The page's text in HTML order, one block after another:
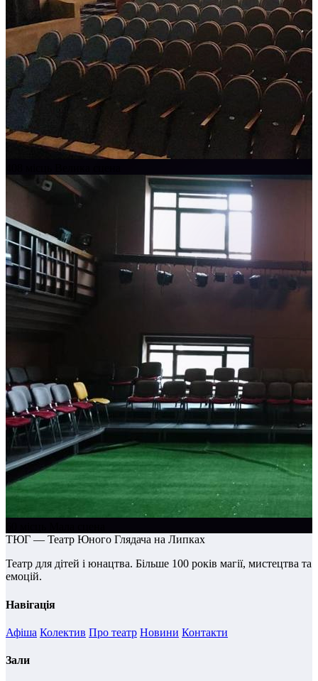
ТЮГ — Театр Юного Глядача на Липках
Театр для дітей і юнацтва. Більше 100 років магії, мистецтва та
емоцій.
Навігація
Афіша Колектив Про театр Новини Контакти
Зали